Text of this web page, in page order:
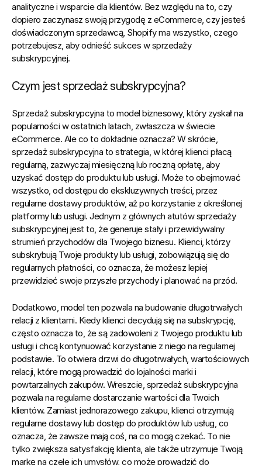
analityczne i wsparcie dla klientów. Bez względu na to, czy
dopiero zaczynasz swoją przygodę z eCommerce, czy jesteś
doświadczonym sprzedawcą, Shopify ma wszystko, czego
potrzebujesz, aby odnieść sukces w sprzedaży
subskrypcyjnej.
Czym jest sprzedaż subskrypcyjna?
Sprzedaż subskrypcyjna to model biznesowy, który zyskał na
popularności w ostatnich latach, zwłaszcza w świecie
eCommerce. Ale co to dokładnie oznacza? W skrócie,
sprzedaż subskrypcyjna to strategia, w której klienci płacą
regularną, zazwyczaj miesięczną lub roczną opłatę, aby
uzyskać dostęp do produktu lub usługi. Może to obejmować
wszystko, od dostępu do ekskluzywnych treści, przez
regularne dostawy produktów, aż po korzystanie z określonej
platformy lub usługi. Jednym z głównych atutów sprzedaży
subskrypcyjnej jest to, że generuje stały i przewidywalny
strumień przychodów dla Twojego biznesu. Klienci, którzy
subskrybują Twoje produkty lub usługi, zobowiązują się do
regularnych płatności, co oznacza, że możesz lepiej
przewidzieć swoje przyszłe przychody i planować na przód.
Dodatkowo, model ten pozwala na budowanie długotrwałych
relacji z klientami. Kiedy klienci decydują się na subskrypcję,
często oznacza to, że są zadowoleni z Twojego produktu lub
usługi i chcą kontynuować korzystanie z niego na regularnej
podstawie. To otwiera drzwi do długotrwałych, wartościowych
relacji, które mogą prowadzić do lojalności marki i
powtarzalnych zakupów. Wreszcie, sprzedaż subskrypcyjna
pozwala na regularne dostarczanie wartości dla Twoich
klientów. Zamiast jednorazowego zakupu, klienci otrzymują
regularne dostawy lub dostęp do produktów lub usług, co
oznacza, że zawsze mają coś, na co mogą czekać. To nie
tylko zwiększa satysfakcję klienta, ale także utrzymuje Twoją
markę na czele ich umysłów, co może prowadzić do